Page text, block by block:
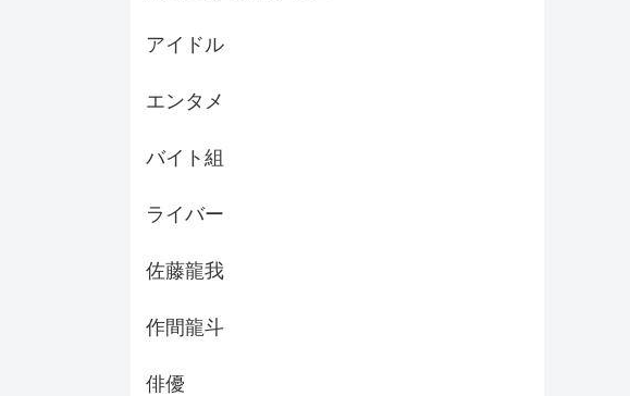
アイドル
エンタメ
バイト組
ライバー
佐藤龍我
作間龍斗
俳優